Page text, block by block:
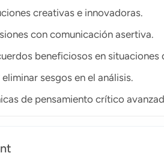
creativas e innovadoras.
con comunicación asertiva.
beneficiosos en situaciones
sesgos en el análisis.
de pensamiento crítico